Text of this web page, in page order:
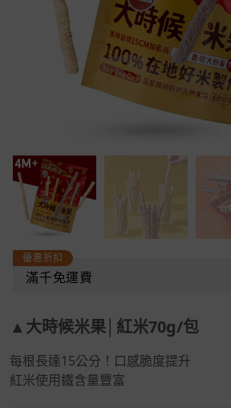
優惠折扣
滿千免運費
▲大時候米果│紅米70g/包
每根長達15公分！口感脆度提升
紅米使用鐵含量豐富